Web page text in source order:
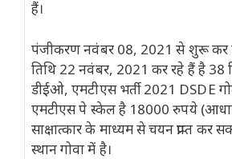
हैं।
पंजीकरण नवंबर 08, 2021 से शुरू
तिथि 22 नवंबर, 2021 कर रहे हैं है 38
डीईओ, एमटीएस भर्ती 2021 DSDE
एमटीएस पे स्केल है 18000 रुपये
साक्षात्कार के माध्यम से चयन प्राप्त कर
स्थान गोवा में है।